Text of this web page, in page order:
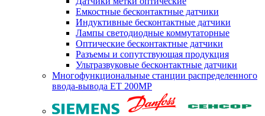
Емкостные бесконтактные датчики
Индуктивные бесконтактные датчики
Лампы светодиодные коммутаторные
Оптические бесконтактные датчики
Разъемы и сопутствующая продукция
Ультразвуковые бесконтактные датчики
Многофункциональные станции распределенного
ввода-вывода ET 200MP